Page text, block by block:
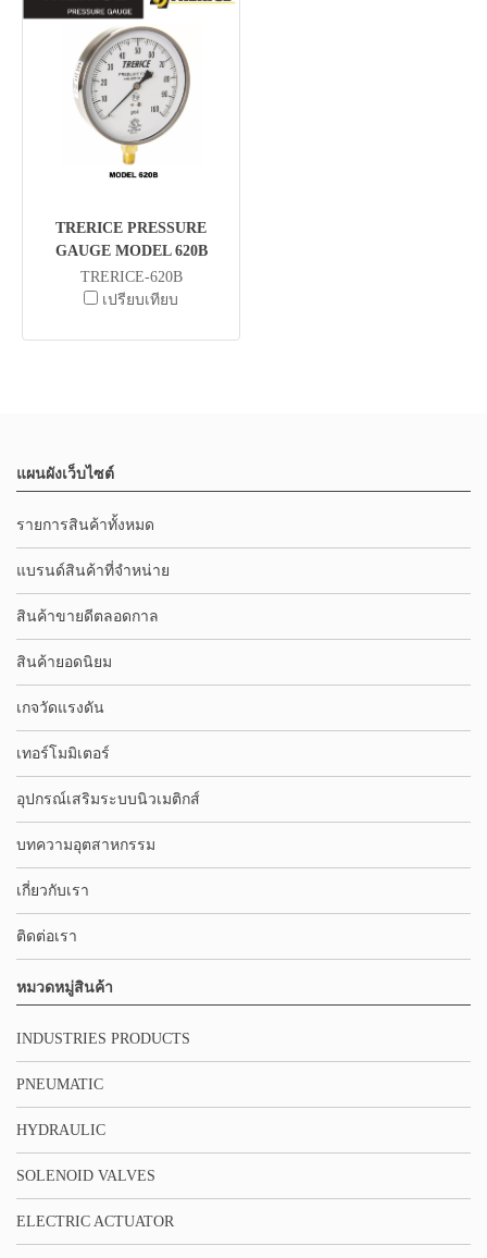
TRERICE PRESSURE
GAUGE MODEL 620B
TRERICE-620B
เปรียบเทียบ
แผนผังเว็บไซต์
รายการสินค้าทั้งหมด
แบรนด์สินค้าที่จำหน่าย
สินค้าขายดีตลอดกาล
สินค้ายอดนิยม
เกจวัดแรงดัน
เทอร์โมมิเตอร์
อุปกรณ์เสริมระบบนิวเมติกส์
บทความอุตสาหกรรม
เกี่ยวกับเรา
ติดต่อเรา
หมวดหมู่สินค้า
INDUSTRIES PRODUCTS
PNEUMATIC
HYDRAULIC
SOLENOID VALVES
ELECTRIC ACTUATOR